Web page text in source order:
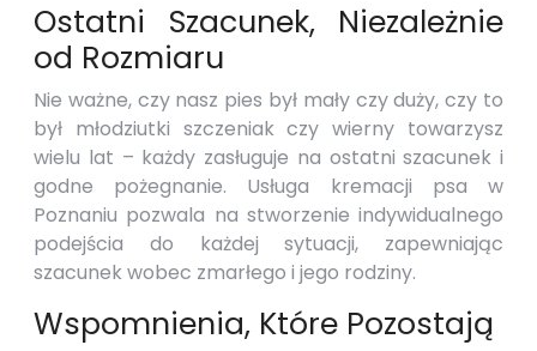
Ostatni Szacunek, Niezależnie
od Rozmiaru
Nie ważne, czy nasz pies był mały czy duży, czy to
był młodziutki szczeniak czy wierny towarzysz
wielu lat – każdy zasługuje na ostatni szacunek i
godne pożegnanie. Usługa kremacji psa w
Poznaniu pozwala na stworzenie indywidualnego
podejścia do każdej sytuacji, zapewniając
szacunek wobec zmarłego i jego rodziny.
Wspomnienia, Które Pozostają